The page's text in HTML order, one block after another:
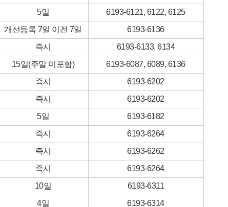
5일
6193-6121, 6122, 6125
개선등록 7일 이전 7일
6193-6136
즉시
6193-6133, 6134
15일(주말 미포함) 6193-6087, 6089, 6136
즉시
6193-6202
즉시
6193-6202
5일 6193-6182
즉시
6193-6264
즉시
6193-6262
즉시 6193-6264
10일
6193-6311
4일
6193-6314